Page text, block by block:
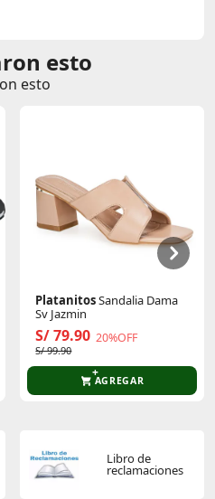
esto
esto
PlatanitosSandalia Dama
Sv Jazmin
S/ 79.90 20%OFF
S/ 99.90
AGREGAR
Libro de
reclamaciones